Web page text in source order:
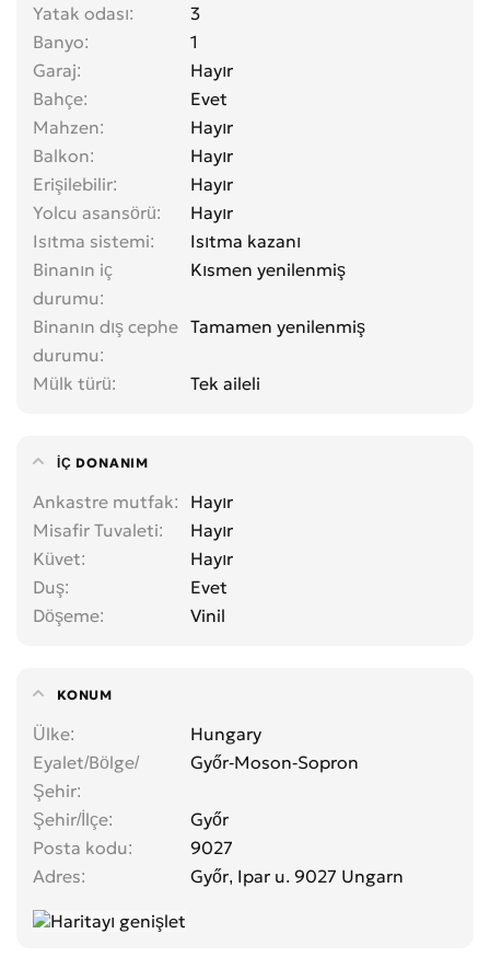
Yatak odası
3
Banyo
1
Garaj
Hayır
Bahçe
Evet
Mahzen
Hayır
Balkon
Hayır
Erişilebilir
Hayır
Yolcu asansörü
Hayır
Isıtma sistemi
Isıtma kazanı
Binanın iç
durumu
Kısmen yenilenmiş
Binanın dış cephe
durumu
Tamamen yenilenmiş
Mülk türü Tek aileli
İÇ DONANIM
Ankastre mutfak
Hayır
Misafir Tuvaleti
Hayır
Küvet
Hayır
Duş
Evet
Döşeme
Vinil
KONUM
Ülke
Hungary
Eyalet/Bölge/
Şehir
Győr-Moson-Sopron
Şehir/İlçe
Győr
Posta kodu
9027
Adres
Győr, Ipar u. 9027 Ungarn